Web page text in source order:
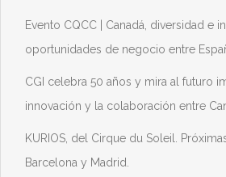
Evento CQCC | Canadá, diversidad e
oportunidades de negocio entre
CGI celebra 50 años y mira al futuro
innovación y la colaboración entre
KURIOS, del Cirque du Soleil.
Barcelona y Madrid.